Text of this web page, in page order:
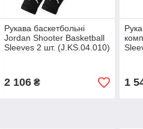
Рукава баскетбольні
Jordan Shooter Basketball
Sleeves 2 шт. (J.KS.04.010)
2 106₴ 1